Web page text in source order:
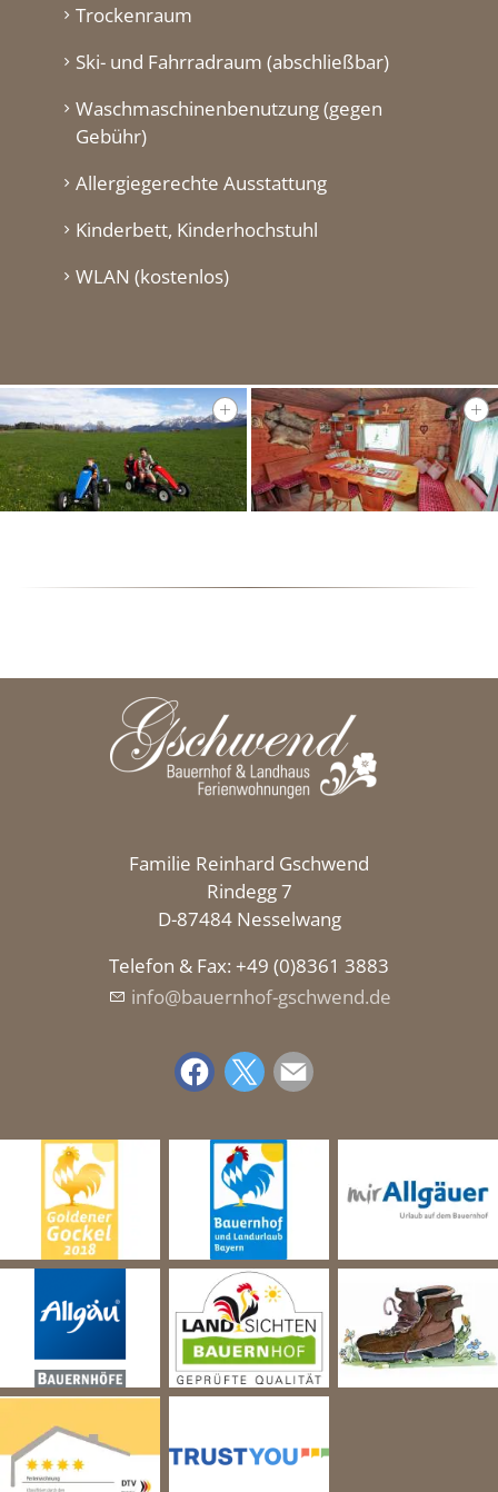
Trockenraum
Ski- und Fahrradraum (abschließbar)
Waschmaschinenbenutzung (gegen
Gebühr)
Allergiegerechte Ausstattung
Kinderbett, Kinderhochstuhl
WLAN (kostenlos)
Familie Reinhard Gschwend
Rindegg 7
D-87484 Nesselwang
Telefon & Fax: +49 (0)8361 3883
nf
b rnh f-gschw nd d